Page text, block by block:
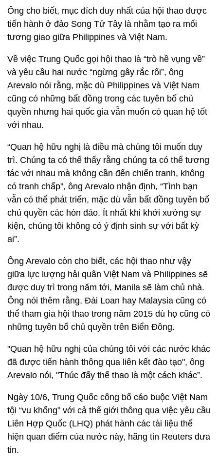
Ông cho biết, mục đích duy nhất của hội thao được
tiến hành ở đảo Song Tử Tây là nhằm tạo ra mối
tương giao giữa Philippines và Việt Nam.
Về việc Trung Quốc gọi hội thao là “trò hề vụng về”
và yêu cầu hai nước “ngừng gây rắc rối”, ông
Arevalo nói rằng, mặc dù Philippines và Việt Nam
cũng có những bất đồng trong các tuyên bố chủ
quyền nhưng hai quốc gia vẫn muốn có quan hệ tốt
với nhau.
“Quan hệ hữu nghị là điều mà chúng tôi muốn duy
trì. Chúng ta có thể thấy rằng chúng ta có thể tương
tác với nhau mà không cần đến chiến tranh, không
có tranh chấp”, ông Arevalo nhận định, “Tình bạn
vẫn có thể phát triển, mặc dù vẫn bất đồng tuyên bố
chủ quyền các hòn đảo. Ít nhất khi khởi xướng sự
kiện, chúng tôi không có ý định sinh sự với bất kỳ
ai”.
Ông Arevalo còn cho biết, các hội thao như vậy
giữa lực lượng hải quân Việt Nam và Philippines sẽ
được duy trì trong năm tới, Manila sẽ làm chủ nhà.
Ông nói thêm rằng, Đài Loan hay Malaysia cũng có
thể tham gia hội thao trong năm 2015 dù họ cũng có
những tuyên bố chủ quyền trên Biển Đông.
"Quan hệ hữu nghị của chúng tôi với các nước khác
đã được tiến hành thông qua liên kết đào tạo", ông
Arevalo nói, "Thúc đẩy thể thao là một cách khác”.
Ngày 10/6, Trung Quốc công bố cáo buộc Việt Nam
tội “vu khống” với cả thế giới thông qua việc yêu cầu
Liên Hợp Quốc (LHQ) phát hành các tài liệu thể
hiện quan điểm của nước này, hãng tin Reuters đưa
tin.